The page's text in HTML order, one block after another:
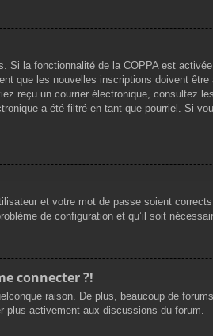
la fonctionnalité de la COPPA est
que les nouvelles inscriptions doivent
reçu un courrier électronique, consultez
a été filtré en tant que pourriel. Si
et votre mot de passe soient
de configuration et qu’il soit
connecter ?!
raison. De plus, beaucoup de
activement aux discussions du forum.